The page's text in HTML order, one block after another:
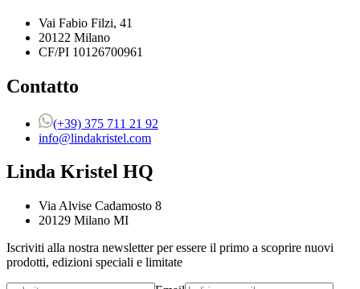
Vai Fabio Filzi, 41
20122 Milano
CF/PI 10126700961
Contatto
(+39) 375 711 21 92
info@lindakristel.com
Linda Kristel HQ
Via Alvise Cadamosto 8
20129 Milano MI
Iscriviti alla nostra newsletter per essere il primo a scoprire nuovi
prodotti, edizioni speciali e limitate